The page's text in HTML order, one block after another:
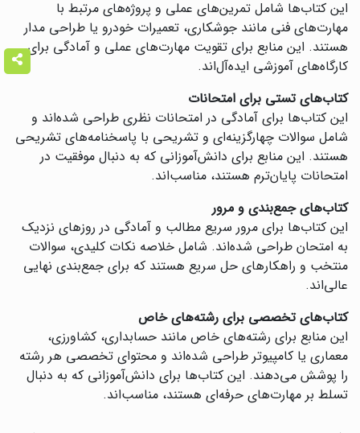
این کتاب‌ها شامل تمرین‌های عملی و پروژه‌های مرتبط با
مهارت‌های فنی مانند جوشکاری، تعمیرات خودرو یا طراحی مدار
هستند. این منابع برای تقویت مهارت‌های عملی و آمادگی برای
کارگاه‌های آموزشی ایده‌آل‌اند.
کتاب‌های تستی برای امتحانات
این کتاب‌ها برای آمادگی در امتحانات نظری طراحی شده‌اند و
شامل سوالات چهارگزینه‌ای و تشریحی با پاسخنامه‌های تشریحی
هستند. این منابع برای دانش‌آموزانی که به دنبال موفقیت در
امتحانات پایان‌ترم هستند، مناسب‌اند.
کتاب‌های جمع‌بندی و مرور
این کتاب‌ها برای مرور سریع مطالب و آمادگی در روزهای نزدیک
به امتحان طراحی شده‌اند. شامل خلاصه نکات کلیدی، سوالات
منتخب و راهکارهای حل سریع هستند که برای جمع‌بندی نهایی
عالی‌اند.
کتاب‌های تخصصی برای رشته‌های خاص
این منابع برای رشته‌های خاص مانند حسابداری، کشاورزی،
معماری یا کامپیوتر طراحی شده‌اند و محتوای تخصصی هر رشته
را پوشش می‌دهند. این کتاب‌ها برای دانش‌آموزانی که به دنبال
تسلط بر مهارت‌های حرفه‌ای هستند، مناسب‌اند.